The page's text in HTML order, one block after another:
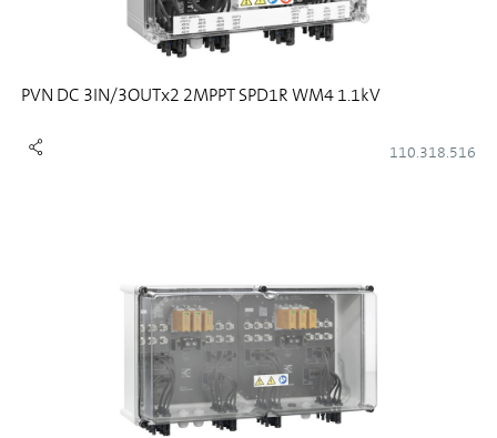
PVN DC 3IN/3OUTx2 2MPPT SPD1R WM4 1.1kV
110.318.516